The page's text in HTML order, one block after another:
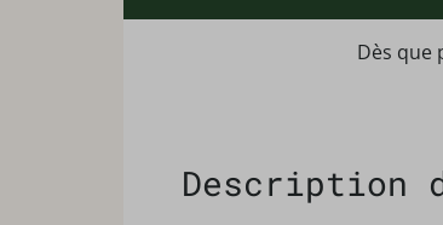
Dès que
Description